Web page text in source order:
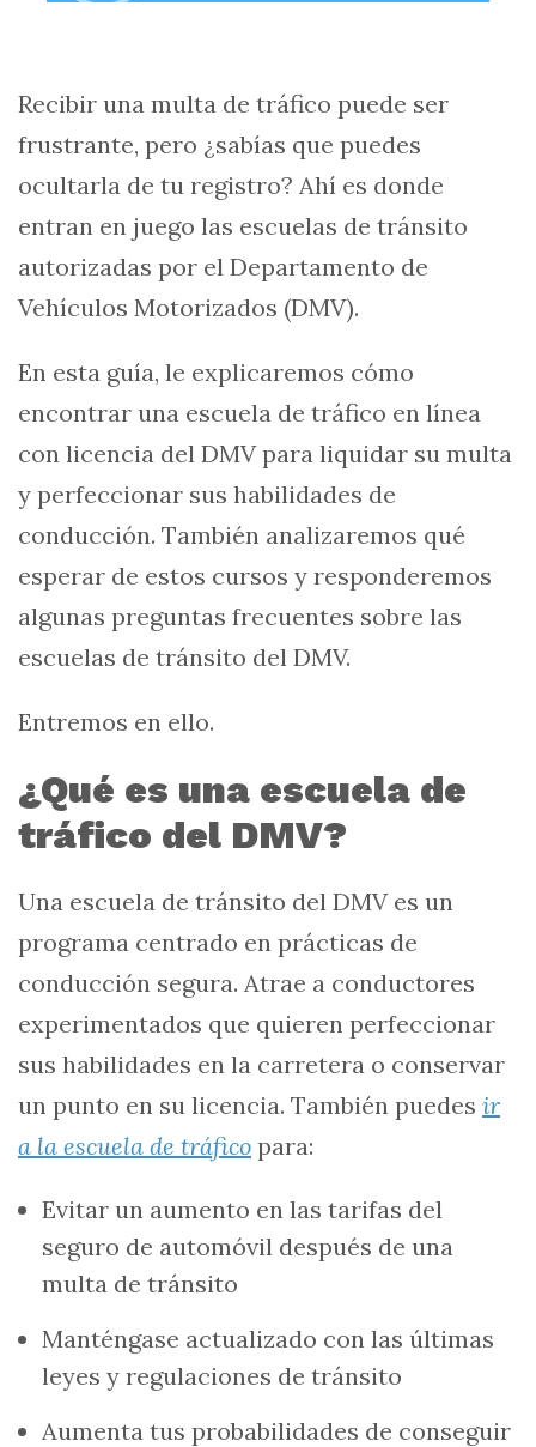
Recibir una multa de tráfico puede ser
frustrante, pero ¿sabías que puedes
ocultarla de tu registro? Ahí es donde
entran en juego las escuelas de tránsito
autorizadas por el Departamento de
Vehículos Motorizados (DMV).
En esta guía, le explicaremos cómo
encontrar una escuela de tráfico en línea
con licencia del DMV para liquidar su multa
y perfeccionar sus habilidades de
conducción. También analizaremos qué
esperar de estos cursos y responderemos
algunas preguntas frecuentes sobre las
escuelas de tránsito del DMV.
Entremos en ello.
¿Qué es una escuela de
tráfico del DMV?
Una escuela de tránsito del DMV es un
programa centrado en prácticas de
conducción segura. Atrae a conductores
experimentados que quieren perfeccionar
sus habilidades en la carretera o conservar
un punto en su licencia. También puedes ir
a la escuela de tráfico para:
Evitar un aumento en las tarifas del
seguro de automóvil después de una
multa de tránsito
Manténgase actualizado con las últimas
leyes y regulaciones de tránsito
Aumenta tus probabilidades de conseguir